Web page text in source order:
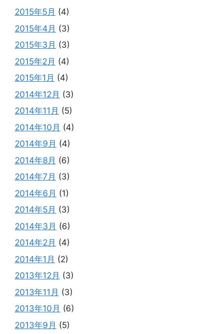
2015年5月 (4)
2015年4月 (3)
2015年3月 (3)
2015年2月 (4)
2015年1月 (4)
2014年12月 (3)
2014年11月 (5)
2014年10月 (4)
2014年9月 (4)
2014年8月 (6)
2014年7月 (3)
2014年6月 (1)
2014年5月 (3)
2014年3月 (6)
2014年2月 (4)
2014年1月 (2)
2013年12月 (3)
2013年11月 (3)
2013年10月 (6)
2013年9月 (5)